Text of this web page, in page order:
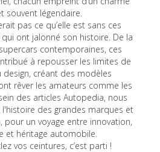
souvent légendaire.
pas ce qu’elle est sans ces
ont jalonné son histoire. De la
contemporaines, ces
à repousser les limites de
design, créant des modèles
rêver les amateurs comme les
des articles Autopedia, nous
des grandes marques et
un voyage entre innovation,
et héritage automobile.
vos ceintures, c’est parti !